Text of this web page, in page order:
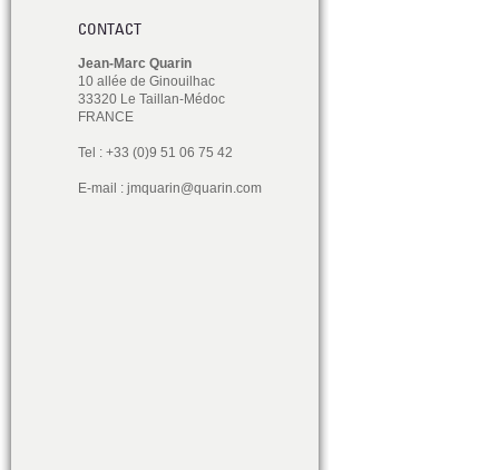
CONTACT
Jean-Marc Quarin
10 allée de Ginouilhac
33320 Le Taillan-Médoc
FRANCE
Tel : +33 (0)9 51 06 75 42
E-mail : jmquarin@quarin.com